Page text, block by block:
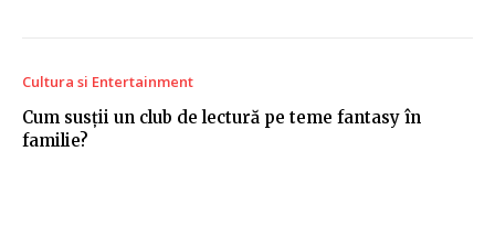
Cultura si Entertainment
Cum susții un club de lectură pe teme fantasy în
familie?